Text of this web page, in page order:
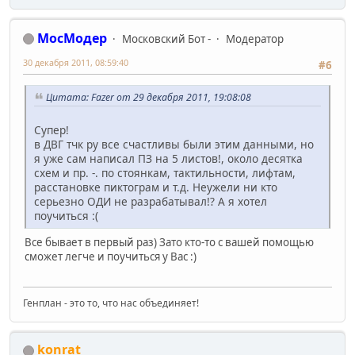
МосМодер Московский Бот -
Модератор
#6
30 декабря 2011, 08:59:40
Цитата: Fazer от 29 декабря 2011, 19:08:08
Супер!
в ДВГ тчк ру все счастливы были этим данными, но
я уже сам написал ПЗ на 5 листов!, около десятка
схем и пр. -. по стоянкам, тактильности, лифтам,
расстановке пиктограм и т.д. Неужели ни кто
серьезно ОДИ не разрабатывал!? А я хотел
поучиться :(
Все бывает в первый раз) Зато кто-то с вашей помощью
сможет легче и поучиться у Вас :)
Генплан - это то, что нас объединяет!
konrat